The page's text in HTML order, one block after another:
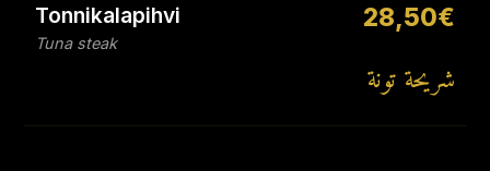
Tonnikalapihvi
Tuna steak
28,50€
شريحة تونة